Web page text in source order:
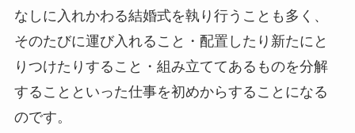
なしに入れかわる結婚式を執り行うことも多く、
そのたびに運び入れること・配置したり新たにと
りつけたりすること・組み立ててあるものを分解
することといった仕事を初めからすることになる
のです。